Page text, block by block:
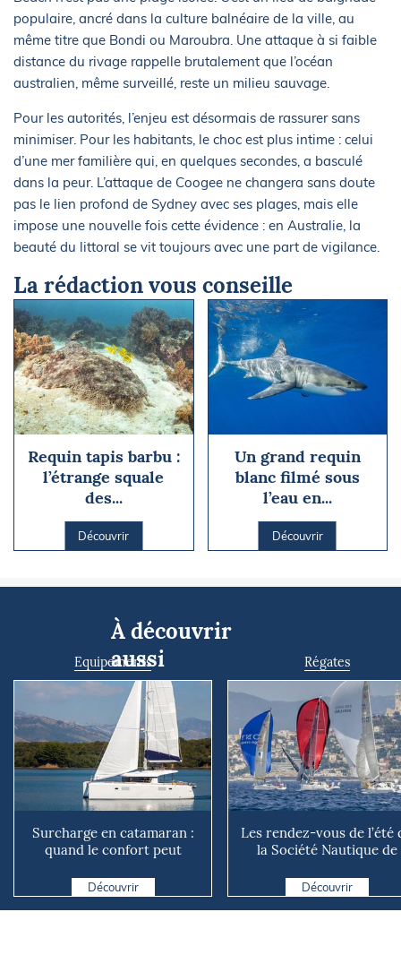
populaire, ancré dans la culture balnéaire de la ville, au
même titre que Bondi ou Maroubra. Une attaque à si faible
distance du rivage rappelle brutalement que l’océan
australien, même surveillé, reste un milieu sauvage.
Pour les autorités, l’enjeu est désormais de rassurer sans
minimiser. Pour les habitants, le choc est plus intime : celui
d’une mer familière qui, en quelques secondes, a basculé
dans la peur. L’attaque de Coogee ne changera sans doute
pas le lien profond de Sydney avec ses plages, mais elle
impose une nouvelle fois cette évidence : en Australie, la
beauté du littoral se vit toujours avec une part de vigilance.
La rédaction vous conseille
Requin tapis barbu :
l’étrange squale
des...
Découvrir
Un grand requin
blanc filmé sous
l’eau en...
Découvrir
À découvrir
aussi
Equipements
Surcharge en catamaran :
quand le confort peut
Découvrir
Régates
Les rendez-vous de l’été
la Société Nautique de
Découvrir